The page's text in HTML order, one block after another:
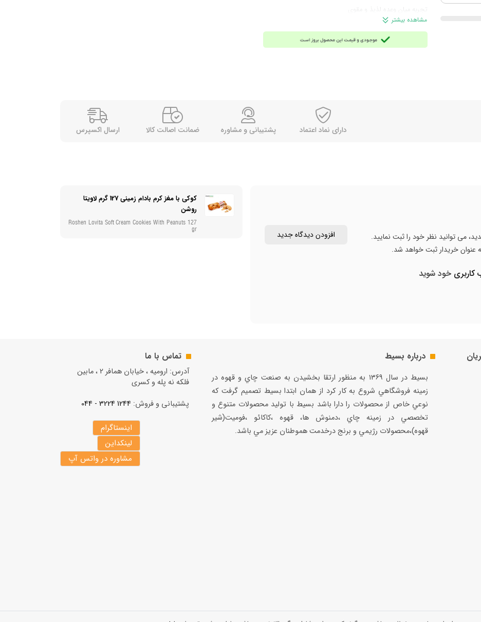
تجربه میان وعده لذیذ و مقوی
محصول اوکراین
مشاهده بیشتر
دارای نماد اعتماد پشتیبانی و مشاوره ضمانت اصالت کالا ارسال اکسپرس
کوکی با مغز کرم بادام زمینی 127 گرم لاویتا
روشن
Roshen Lovita Soft Cream Cookies With Peanuts 127
gr
می توانید نظر خود را ثبت نمایید.
عنوان خریدار ثبت خواهد شد.
افزودن دیدگاه جدید
کاربری خود شوید
درباره بسیط
بسيط در سال ۱۳۶۹ به منظور ارتقا بخشيدن به صنعت چاي و قهوه در
زمينه فروشگاهي شروع به كار كرد از همان ابتدا بسيط تصميم گرفت كه
نوعي خاص از محصولات را دارا باشد بسيط با توليد محصولات متنوع و
تخصصي در زمينه چاي ،دمنوش ها، قهوه ،كاكائو ،فوميت(شير
قهوه)،محصولات رژيمي و برنج درخدمت هموطنان عزيز مي باشد.
تماس با ما
آدرس: ارومیه ، خیابان همافر 2 ، مابين
فلكه نه پله و کسری
پشتیبانی و فروش: 1244 3224 - 044
اینستاگرام
لینکداین
مشاوره در واتس آپ